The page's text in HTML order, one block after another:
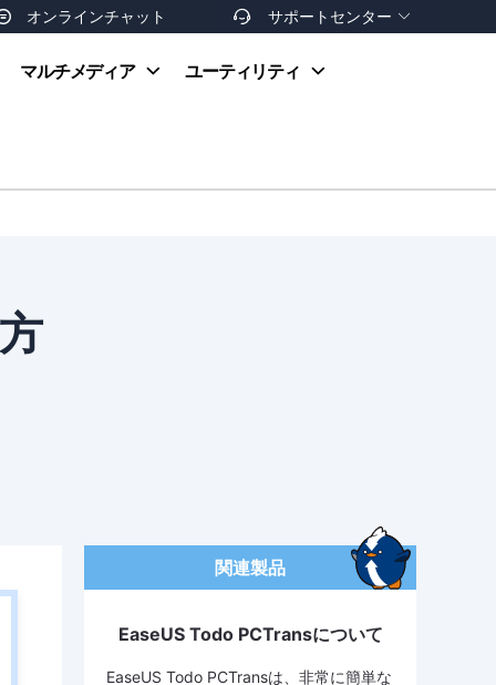
オンラインチャット  サポートセンター 
お支払い方法
マルチメディア ユーティリティ
関連製品
EaseUS Todo PCTransについて
EaseUS Todo PCTransは、非常に簡単な